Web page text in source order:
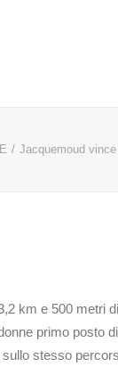
Jacquemoud
km e 500 metri
primo posto di
stesso